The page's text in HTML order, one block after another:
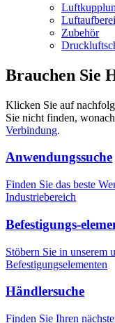
Zubehör
Brauchen Sie
Klicken Sie auf
Sie nicht finden,
Verbindung.
Anwendungssuche
Finden Sie das beste
Industriebereich
Befestigungs-
Stöbern Sie in unserem
Befestigungselementen
Händlersuche
Finden Sie Ihren